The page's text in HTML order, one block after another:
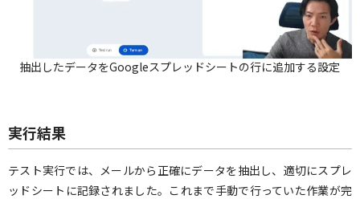
抽出したデータをGoogleスプレッドシートの行に追加する設定
実行結果
テスト実行では、メールから正確にデータを抽出し、適切にスプレ
ッドシートに記録されました。これまで手動で行っていた作業が完